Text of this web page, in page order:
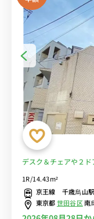
デスク＆チェアや２
なしでアクセス可能■
1R/14.43m²
京王線 千歳烏山
東京都世田谷区南